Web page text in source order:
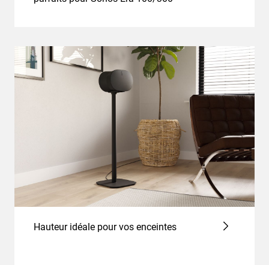
Hauteur idéale pour vos enceintes